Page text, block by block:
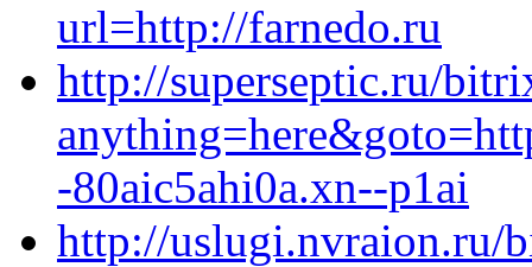
url=http://farnedo.ru
http://superseptic.ru/
-80aic5ahi0a.xn--p1ai
http://uslugi.nvraion.ru/